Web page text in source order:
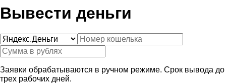
Вывести деньги
Заявки обрабатываются в ручном режиме. Срок вывода до
трех рабочих дней.